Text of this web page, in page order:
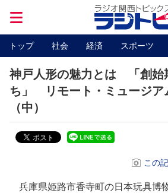
トップ 社会 経済 スポーツ
神戸人形の魅力とは 「創始
ち」 リモート・ミュージア
（中）
この
兵庫県姫路市香寺町の日本玩具博